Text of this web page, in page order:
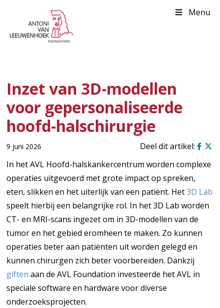
Menu
Inzet van 3D-modellen
voor gepersonaliseerde
hoofd-halschirurgie
9 juni 2026
In het AVL Hoofd-halskankercentrum worden complexe
operaties uitgevoerd met grote impact op spreken,
eten, slikken en het uiterlijk van een patiënt. Het3D Lab
speelt hierbij een belangrijke rol. In het 3D Lab worden
CT- en MRI-scans ingezet om in 3D-modellen van de
tumor en het gebied eromheen te maken. Zo kunnen
operaties beter aan patiënten uit worden gelegd en
kunnen chirurgen zich beter voorbereiden. Dankzij
giften aan de AVL Foundation investeerde het AVL in
speciale software en hardware voor diverse
onderzoeksprojecten.